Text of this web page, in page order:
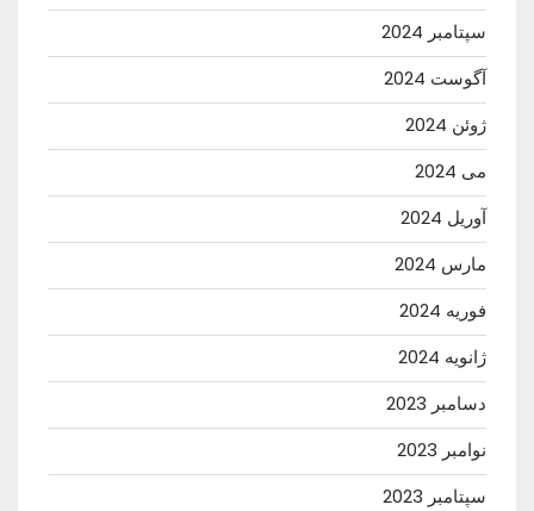
سپتامبر 2024
آگوست 2024
ژوئن 2024
می 2024
آوریل 2024
مارس 2024
فوریه 2024
ژانویه 2024
دسامبر 2023
نوامبر 2023
سپتامبر 2023